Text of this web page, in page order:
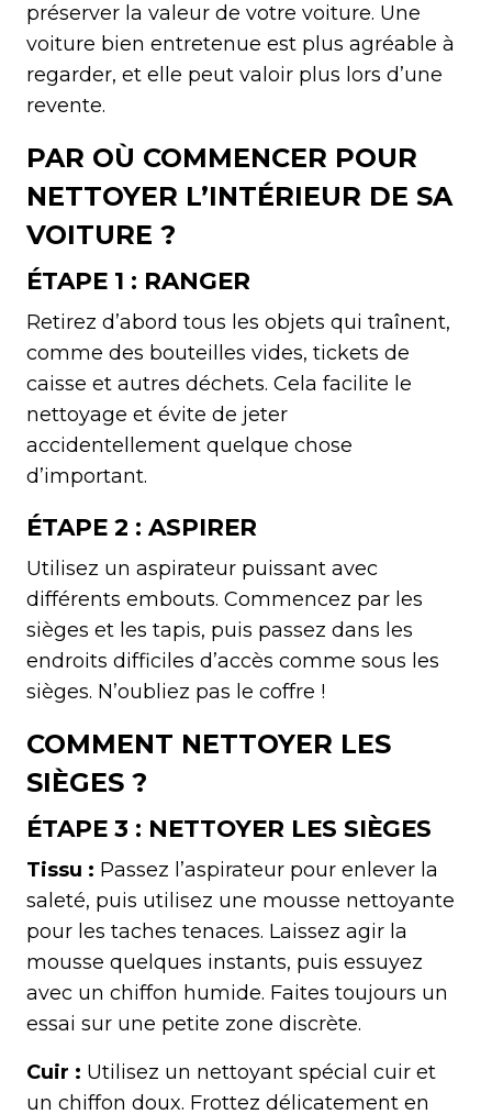
préserver la valeur de votre voiture. Une
voiture bien entretenue est plus agréable à
regarder, et elle peut valoir plus lors d’une
revente.
PAR OÙ COMMENCER POUR
NETTOYER L’INTÉRIEUR DE SA
VOITURE ?
ÉTAPE 1 : RANGER
Retirez d’abord tous les objets qui traînent,
comme des bouteilles vides, tickets de
caisse et autres déchets. Cela facilite le
nettoyage et évite de jeter
accidentellement quelque chose
d’important.
ÉTAPE 2 : ASPIRER
Utilisez un aspirateur puissant avec
différents embouts. Commencez par les
sièges et les tapis, puis passez dans les
endroits difficiles d’accès comme sous les
sièges. N’oubliez pas le coffre !
COMMENT NETTOYER LES
SIÈGES ?
ÉTAPE 3 : NETTOYER LES SIÈGES
Tissu : Passez l’aspirateur pour enlever la
saleté, puis utilisez une mousse nettoyante
pour les taches tenaces. Laissez agir la
mousse quelques instants, puis essuyez
avec un chiffon humide. Faites toujours un
essai sur une petite zone discrète.
Cuir : Utilisez un nettoyant spécial cuir et
un chiffon doux. Frottez délicatement en